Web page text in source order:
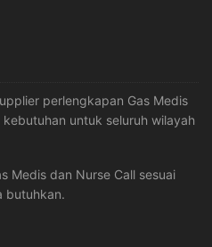
perlengkapan Gas Medis
untuk seluruh wilayah
Medis dan Nurse Call sesuai
butuhkan.